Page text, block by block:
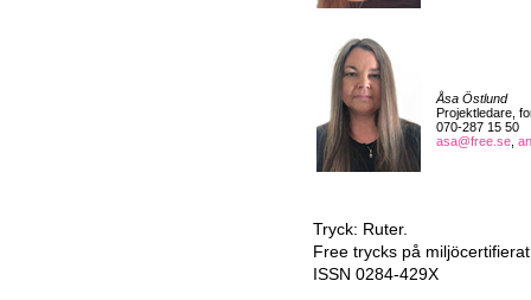
Åsa Östlund
Projektledare,
070-287 15 50
asa@free.se
Tryck: Ruter.
Free trycks på
ISSN 0284-429X